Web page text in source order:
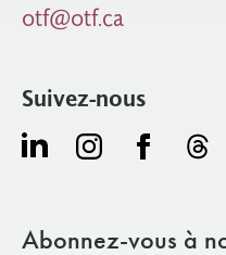
otf@otf.ca
Suivez-nous
Abonnez-vous à